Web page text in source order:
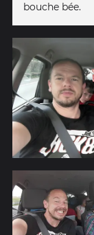
bouche bée.